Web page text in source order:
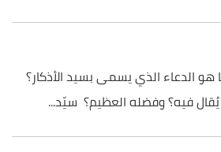
الدعاء الذي يسمى بسيد الأذكار؟
فيه؟ وفضله العظيم؟ سيّد...